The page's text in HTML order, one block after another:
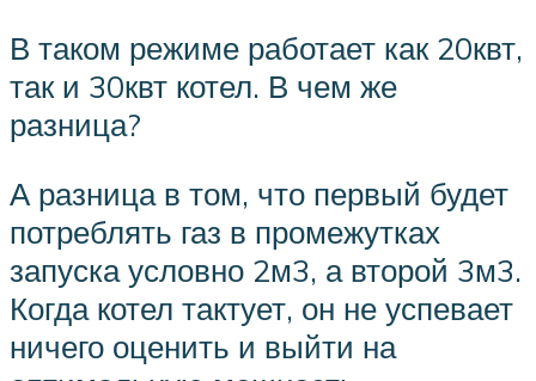
В таком режиме работает как 20квт,
так и 30квт котел. В чем же
разница?
А разница в том, что первый будет
потреблять газ в промежутках
запуска условно 2м3, а второй 3м3.
Когда котел тактует, он не успевает
ничего оценить и выйти на